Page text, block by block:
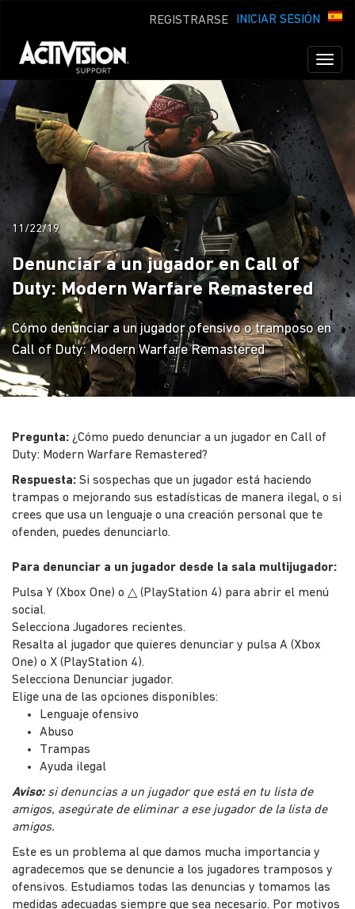
INICIAR SESIÓN
REGISTRARSE
11/22/19
Denunciar a un jugador en Call of
Duty: Modern Warfare Remastered
Cómo denunciar a un jugador ofensivo o tramposo en
Call of Duty: Modern Warfare Remastered
Pregunta: ¿Cómo puedo denunciar a un jugador en Call of
Duty: Modern Warfare Remastered?
Respuesta: Si sospechas que un jugador está haciendo
trampas o mejorando sus estadísticas de manera ilegal, o si
crees que usa un lenguaje o una creación personal que te
ofenden, puedes denunciarlo.
Para denunciar a un jugador desde la sala multijugador:
Pulsa Y (Xbox One) o △ (PlayStation 4) para abrir el menú
social.
Selecciona Jugadores recientes.
Resalta al jugador que quieres denunciar y pulsa A (Xbox
One) o X (PlayStation 4).
Selecciona Denunciar jugador.
Elige una de las opciones disponibles:
Lenguaje ofensivo
Abuso
Trampas
Ayuda ilegal
Aviso:si denuncias a un jugador que está en tu lista de
amigos, asegúrate de eliminar a ese jugador de la lista de
amigos.
Este es un problema al que damos mucha importancia y
agradecemos que se denuncie a los jugadores tramposos y
ofensivos. Estudiamos todas las denuncias y tomamos las
medidas adecuadas siempre que sea necesario. Por motivos